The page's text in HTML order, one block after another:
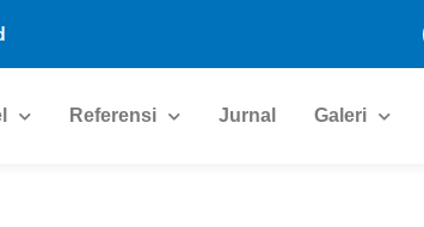
Referensi Jurnal Galeri